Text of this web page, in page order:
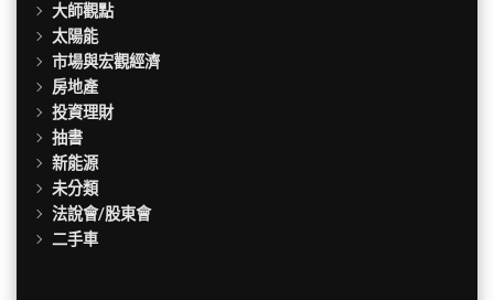
大師觀點
太陽能
市場與宏觀經濟
房地產
投資理財
抽書
新能源
未分類
法說會/股東會
二手車